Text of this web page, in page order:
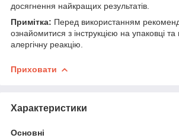
досягнення найкращих результатів.
Примітка: Перед використанням
ознайомитися з інструкцією на упаковці
алергічну реакцію.
Приховати
Характеристики
Основні